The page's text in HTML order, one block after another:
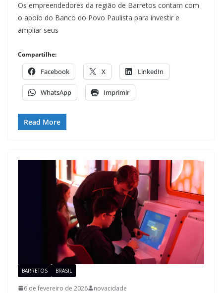
Os empreendedores da região de Barretos contam com
o apoio do Banco do Povo Paulista para investir e
ampliar seus
Compartilhe:
Facebook X LinkedIn
WhatsApp Imprimir
Read More
BARRETOS BRASIL
6 de fevereiro de 2026 novacidade